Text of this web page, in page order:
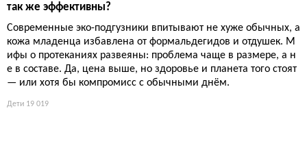
так же эффективны?
Современные эко-подгузники впитывают не хуже обычных, а
кожа младенца избавлена от формальдегидов и отдушек. М
ифы о протеканиях развеяны: проблема чаще в размере, а н
е в составе. Да, цена выше, но здоровье и планета того стоят
— или хотя бы компромисс с обычными днём.
Дети 19 019